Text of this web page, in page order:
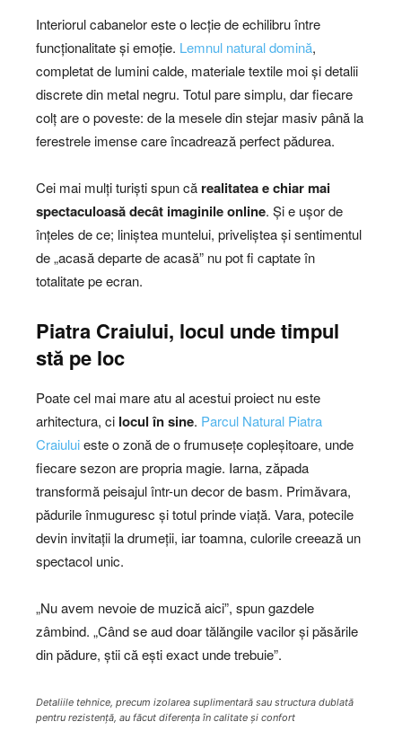
Interiorul cabanelor este o lecție de echilibru între
funcționalitate și emoție. Lemnul natural domină,
completat de lumini calde, materiale textile moi și detalii
discrete din metal negru. Totul pare simplu, dar fiecare
colț are o poveste: de la mesele din stejar masiv până la
ferestrele imense care încadrează perfect pădurea.
Cei mai mulți turiști spun că realitatea e chiar mai
spectaculoasă decât imaginile online. Și e ușor de
înțeles de ce; liniștea muntelui, priveliștea și sentimentul
de „acasă departe de acasă” nu pot fi captate în
totalitate pe ecran.
Piatra Craiului, locul unde timpul
stă pe loc
Poate cel mai mare atu al acestui proiect nu este
arhitectura, ci locul în sine. Parcul Natural Piatra
Craiuluieste o zonă de o frumusețe copleșitoare, unde
fiecare sezon are propria magie. Iarna, zăpada
transformă peisajul într-un decor de basm. Primăvara,
pădurile înmuguresc și totul prinde viață. Vara, potecile
devin invitații la drumeții, iar toamna, culorile creează un
spectacol unic.
„Nu avem nevoie de muzică aici”, spun gazdele
zâmbind. „Când se aud doar tălăngile vacilor și păsările
din pădure, știi că ești exact unde trebuie”.
Detaliile tehnice, precum izolarea suplimentară sau structura dublată
pentru rezistență, au făcut diferența în calitate și confort